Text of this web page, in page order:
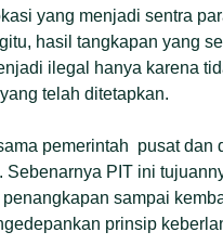
yang menjadi sentra
hasil tangkapan yang
ilegal hanya karena
telah ditetapkan.
pemerintah pusat dan
Sebenarnya PIT ini
sampai
prinsip